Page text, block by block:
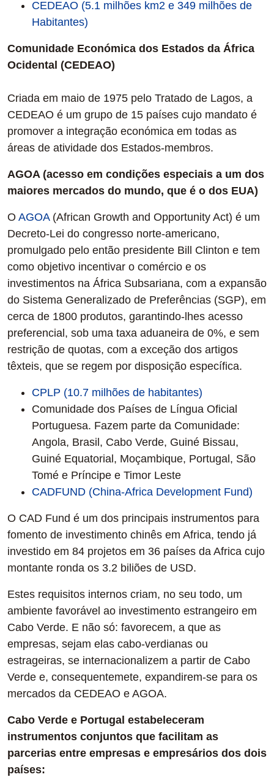
CEDEAO (5.1 milhões km2 e 349 milhões de
Habitantes)
Comunidade Económica dos Estados da África
Ocidental (CEDEAO)
Criada em maio de 1975 pelo Tratado de Lagos, a
CEDEAO é um grupo de 15 países cujo mandato é
promover a integração económica em todas as
áreas de atividade dos Estados-membros.
AGOA (acesso em condições especiais a um dos
maiores mercados do mundo, que é o dos EUA)
O AGOA (African Growth and Opportunity Act) é um
Decreto-Lei do congresso norte-americano,
promulgado pelo então presidente Bill Clinton e tem
como objetivo incentivar o comércio e os
investimentos na África Subsariana, com a expansão
do Sistema Generalizado de Preferências (SGP), em
cerca de 1800 produtos, garantindo-lhes acesso
preferencial, sob uma taxa aduaneira de 0%, e sem
restrição de quotas, com a exceção dos artigos
têxteis, que se regem por disposição específica.
CPLP (10.7 milhões de habitantes)
Comunidade dos Países de Língua Oficial
Portuguesa. Fazem parte da Comunidade:
Angola, Brasil, Cabo Verde, Guiné Bissau,
Guiné Equatorial, Moçambique, Portugal, São
Tomé e Príncipe e Timor Leste
CADFUND (China-Africa Development Fund)
O CAD Fund é um dos principais instrumentos para
fomento de investimento chinês em Africa, tendo já
investido em 84 projetos em 36 países da Africa cujo
montante ronda os 3.2 biliões de USD.
Estes requisitos internos criam, no seu todo, um
ambiente favorável ao investimento estrangeiro em
Cabo Verde. E não só: favorecem, a que as
empresas, sejam elas cabo-verdianas ou
estrageiras, se internacionalizem a partir de Cabo
Verde e, consequentemete, expandirem-se para os
mercados da CEDEAO e AGOA.
Cabo Verde e Portugal estabeleceram
instrumentos conjuntos que facilitam as
parcerias entre empresas e empresários dos dois
países: